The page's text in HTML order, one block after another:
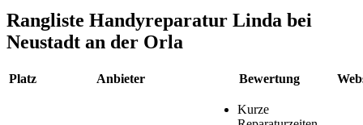
Rangliste Handyreparatur Linda bei
Neustadt an der Orla
Platz Anbieter Bewertung
Kurze